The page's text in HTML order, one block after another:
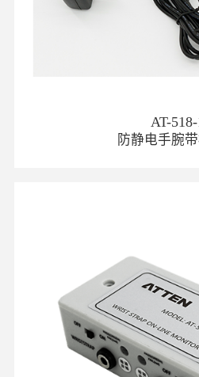
AT-
防静电手腕